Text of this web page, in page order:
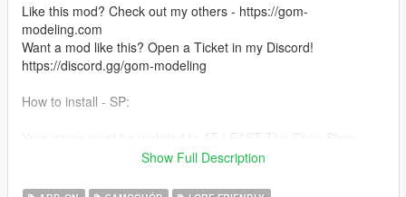
Like this mod? Check out my others - https://gom-
modeling.com
Want a mod like this? Open a Ticket in my Discord!
https://discord.gg/gom-modeling
How to install - SP:
(mp2023_02) for this mod to work correctly.
1. Navigate to "SP" Folder
Show Full Description